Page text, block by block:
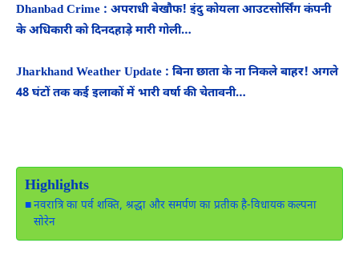
Dhanbad Crime : अपराधी बेखौफ! इंदु कोयला आउटसोर्सिंग कंपनी
के अधिकारी को दिनदहाड़े मारी गोली…
Jharkhand Weather Update : बिना छाता के ना निकले बाहर! अगले
48 घंटों तक कई इलाकों में भारी वर्षा की चेतावनी…
Highlights
नवरात्रि का पर्व शक्ति, श्रद्धा और समर्पण का प्रतीक है-विधायक कल्पना
सोरेन